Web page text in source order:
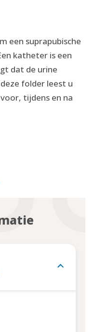
een suprapubische
katheter is een
dat de urine
folder leest u
tijdens en na